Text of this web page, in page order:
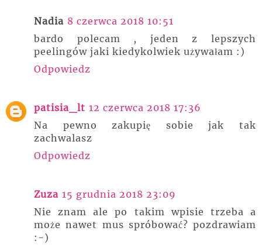
Nadia 8 czerwca 2018 10:51
bardo polecam , jeden z lepszych
peelingów jaki kiedykolwiek używałam :)
Odpowiedz
patisia_lt 12 czerwca 2018 17:36
Na pewno zakupię sobie jak tak
zachwalasz
Odpowiedz
Zuza 15 grudnia 2018 23:09
Nie znam ale po takim wpisie trzeba a
może nawet mus spróbować? pozdrawiam
:-)